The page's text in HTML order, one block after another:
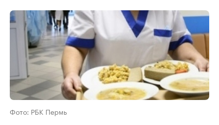
Фото: РБК Пермь